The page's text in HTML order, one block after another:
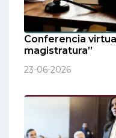
Conferencia
magistratura”
23-06-2026